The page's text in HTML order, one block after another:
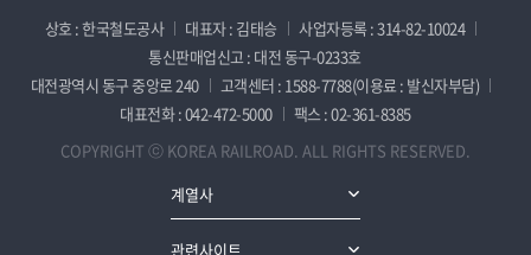
상호 : 한국철도공사 대표자 : 김태승
사업자등록 : 314-82-10024
통신판매업신고 : 대전 동구-0233호
대전광역시 동구 중앙로 240
고객센터 : 1588-7788(이용료 : 발신자부담)
대표전화 : 042-472-5000
팩스 : 02-361-8385
COPYRIGHT ⓒ KOREA RAILROAD. ALL RIGHTS RESERVED.
계열사
관련사이트